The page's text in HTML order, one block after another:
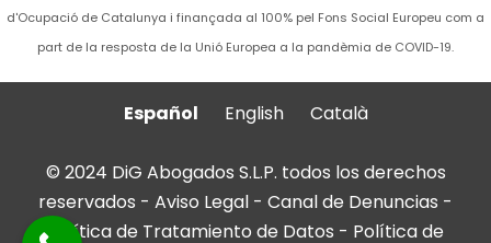
d'Ocupació de Catalunya i finançada al 100% pel Fons Social Europeu com a
part de la resposta de la Unió Europea a la pandèmia de COVID-19.
Español English Català
© 2024 DiG Abogados S.L.P. todos los derechos
reservados - Aviso Legal - Canal de Denuncias -
Política de Tratamiento de Datos - Política de